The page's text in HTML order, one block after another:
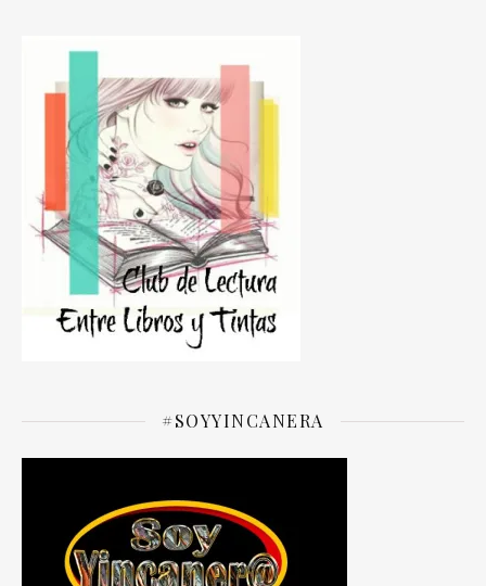
#SOYYINCANERA